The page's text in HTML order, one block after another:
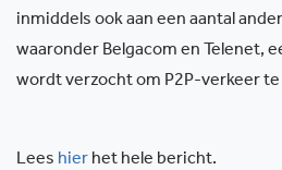
inmiddels ook aan een aantal
waaronder Belgacom en Telenet,
wordt verzocht om P2P-verkeer
Lees hier het hele bericht.